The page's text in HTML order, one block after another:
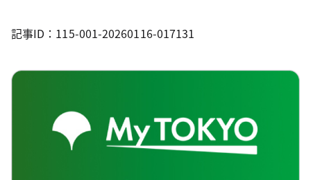
記事ID：115-001-20260116-017131